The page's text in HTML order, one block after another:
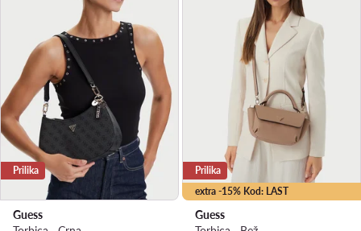
Prilika
Guess
extra -15% Kod: LAST
Prilika
Guess